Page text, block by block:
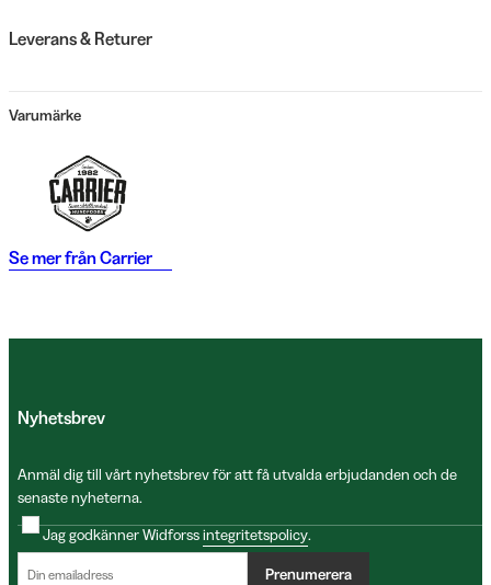
Leverans & Returer
Varumärke
Se mer frånCarrier
Nyhetsbrev
Anmäl dig till vårt nyhetsbrev för att få utvalda erbjudanden och de
senaste nyheterna.
Jag godkänner Widforssintegritetspolicy.
Prenumerera